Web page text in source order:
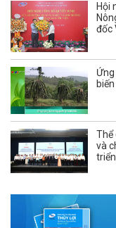
Hội
đốc
Thể
và
triển